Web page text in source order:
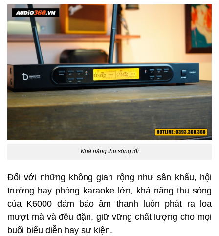
Khả năng thu sóng tốt
Đối với những không gian rộng như sân khấu, hội
trường hay phòng karaoke lớn, khả năng thu sóng
của K6000 đảm bảo âm thanh luôn phát ra loa
mượt mà và đều đặn, giữ vững chất lượng cho mọi
buổi biểu diễn hay sự kiện.